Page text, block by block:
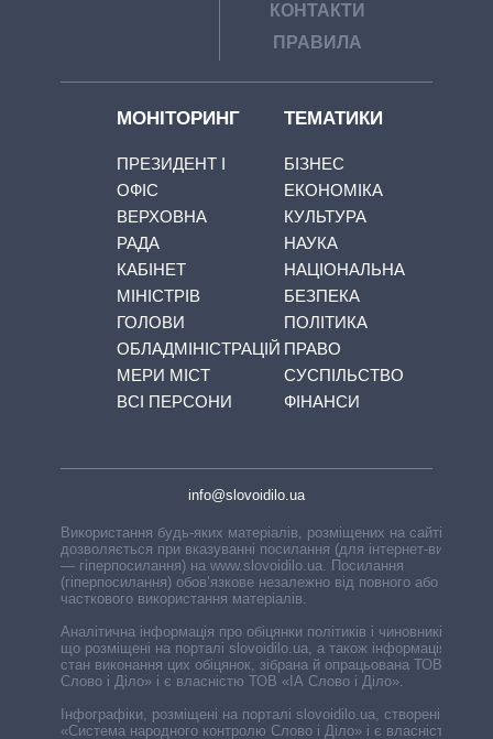
КОНТАКТИ
ПРАВИЛА
МОНІТОРИНГ
ПРЕЗИДЕНТ І
ОФІС
ВЕРХОВНА
РАДА
КАБІНЕТ
МІНІСТРІВ
ГОЛОВИ
ОБЛАДМІНІСТРАЦІЙ
МЕРИ МІСТ
ВСІ ПЕРСОНИ
ТЕМАТИКИ
БІЗНЕС
ЕКОНОМІКА
КУЛЬТУРА
НАУКА
НАЦІОНАЛЬНА
БЕЗПЕКА
ПОЛІТИКА
ПРАВО
СУСПІЛЬСТВО
ФІНАНСИ
info@slovoidilo.ua
Використання будь-яких матеріалів, розміщених на сайті,
дозволяється при вказуванні посилання (для інтернет-видань
— гіперпосилання) на www.slovoidilo.ua. Посилання
(гіперпосилання) обов’язкове незалежно від повного або
часткового використання матеріалів.
Аналітична інформація про обіцянки політиків і чиновників,
що розміщені на порталі slovoidilo.ua, а також інформація про
стан виконання цих обіцянок, зібрана й опрацьована ТОВ «ІА
Слово і Діло» і є власністю ТОВ «ІА Слово і Діло».
Інфографіки, розміщені на порталі slovoidilo.ua, створені ГО
«Система народного контролю Слово і Діло» і є власністю